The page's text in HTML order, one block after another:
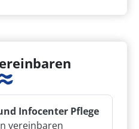
Infocenter Pflege
vereinbaren